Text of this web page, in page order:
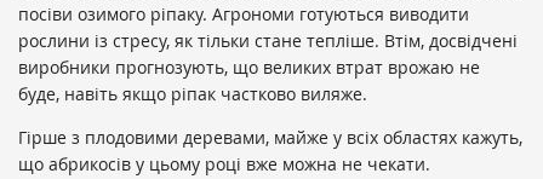
посіви озимого ріпаку. Агрономи готуються виводити
рослини із стресу, як тільки стане тепліше. Втім, досвідчені
виробники прогнозують, що великих втрат врожаю не
буде, навіть якщо ріпак частково виляже.
Гірше з плодовими деревами, майже у всіх областях кажуть,
що абрикосів у цьому році вже можна не чекати.